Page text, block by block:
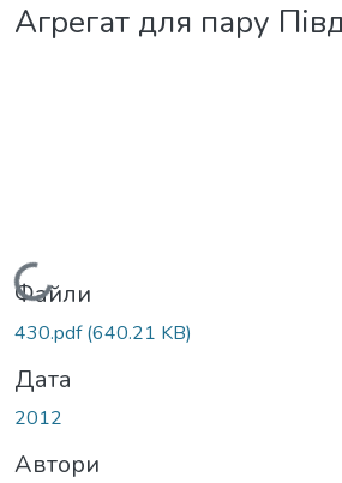
Агрегат для пару
Вантажиться...
Файли
430.pdf(640.21 KB)
Дата
2012
Автори